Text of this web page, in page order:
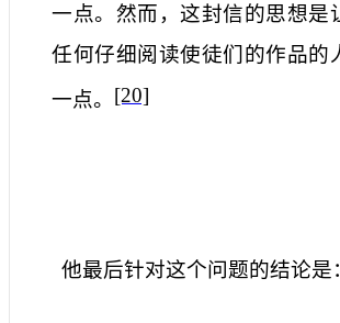
一点。然而，这封信的思想是
任何仔细阅读使徒们的作品的
一点。 [20]
他最后针对这个问题的结论是